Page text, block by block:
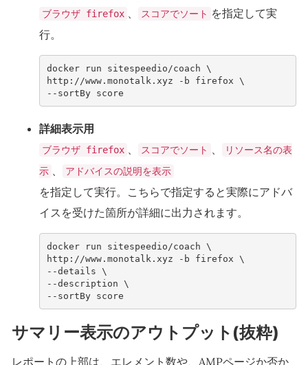
ブラウザ firefox 、 スコアでソート を指定して実
行。
docker run sitespeedio/coach \
http://www.monotalk.xyz -b firefox \
--sortBy score
詳細表示用
ブラウザ firefox 、 スコアでソート 、
リソース名の表
示 、 アドバイスの説明を表示
を指定して実行。こちらで指定すると実際にアドバ
イスを受けた箇所が詳細に出力されます。
docker run sitespeedio/coach \
http://www.monotalk.xyz -b firefox \
--details \
--description \
--sortBy score
サマリー表示のアウトプット(抜粋)
レポートの上部は、エレメント数や、AMPページか否か